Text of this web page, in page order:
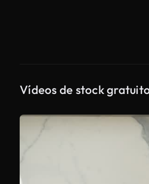
Vídeos de stock